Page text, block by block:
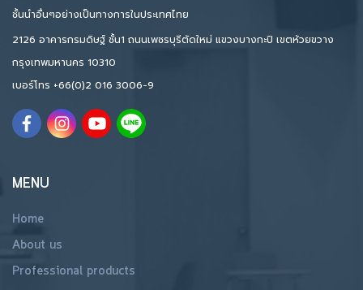
ชั้นนำอื่นๆอย่างเป็นทางการในประเทศไทย
2126 อาคารกรมดิษฐ์ ชั้น1 ถนนเพชรบุรีตัดใหม่ แขวงบางกะปิ เขตห้วยขวาง
กรุงเทพมหานคร 10310
เบอร์โทร +66(0)2 016 3006-9
MENU
Home
About us
Professional products